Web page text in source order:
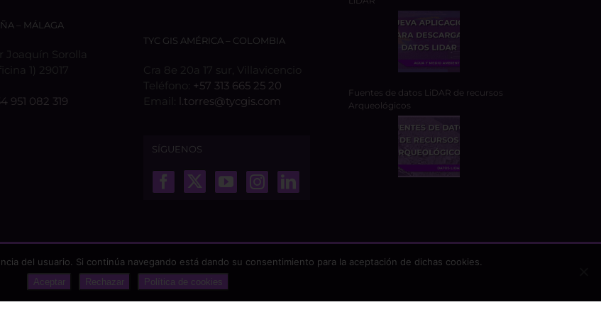
– MÁLAGA
Joaquín Sorolla
1) 29017
951 082 319
TYC GIS AMÉRICA – COLOMBIA
Cra 8e 20a 17 sur, Villavicencio
Teléfono: +57 313 665 25 20
Email: l.torres@tycgis.com
SÍGUENOS
Fuentes de datos LiDAR de recursos
Arqueológicos
reservados |Aviso Legal |Protección de datos
del usuario. Si continúa navegando está dando su consentimiento para la aceptación de dichas cookies.
Aceptar Rechazar Política de cookies